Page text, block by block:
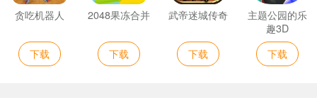
贪吃机器人
下载
2048果冻合并
下载
武帝迷城传奇
下载
主题公园的乐
趣3D
下载